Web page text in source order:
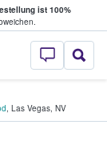
ist 100%
- Wo
, Las Vegas, NV